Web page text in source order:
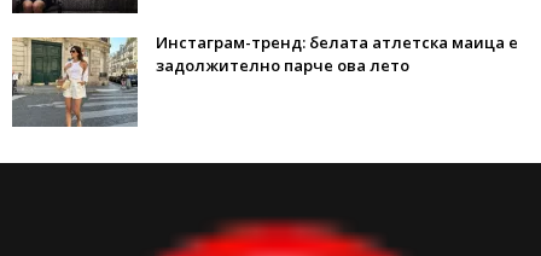
Инстаграм-тренд: белата атлетска маица е
задолжително парче ова лето